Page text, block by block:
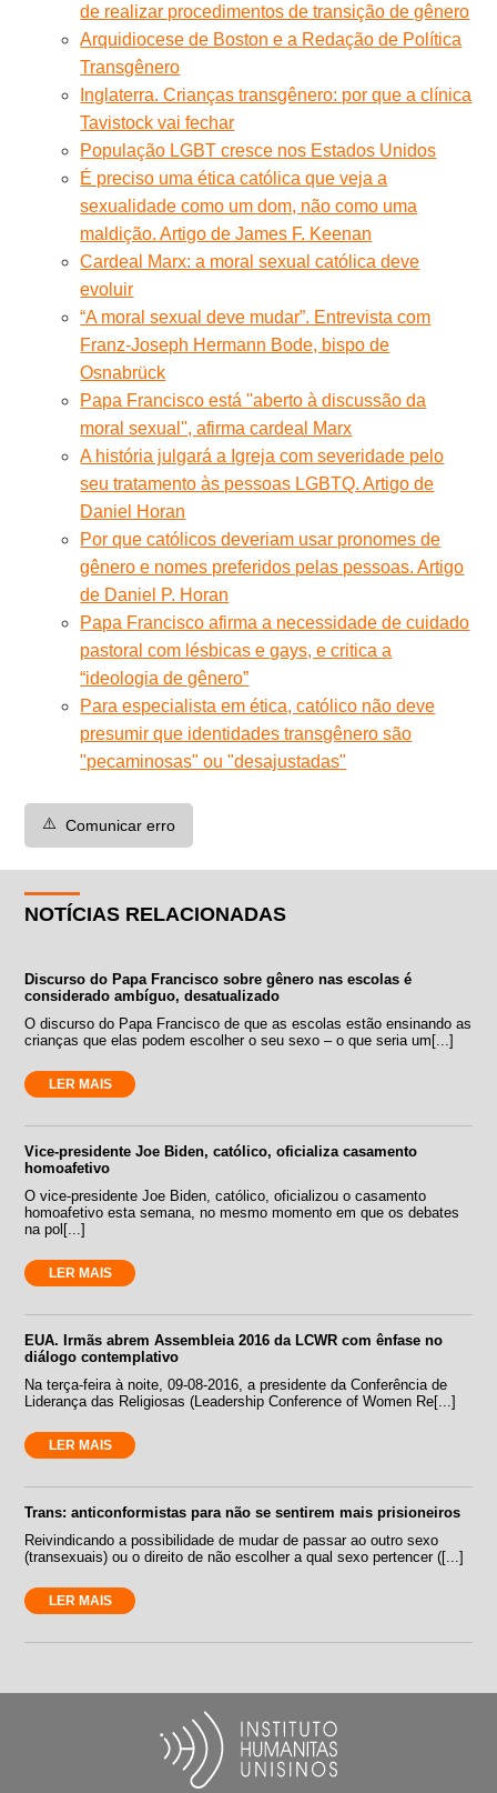
de realizar procedimentos de transição de gênero
Arquidiocese de Boston e a Redação de Política
Transgênero
Inglaterra. Crianças transgênero: por que a clínica
Tavistock vai fechar
População LGBT cresce nos Estados Unidos
É preciso uma ética católica que veja a
sexualidade como um dom, não como uma
maldição. Artigo de James F. Keenan
Cardeal Marx: a moral sexual católica deve
evoluir
“A moral sexual deve mudar”. Entrevista com
Franz-Joseph Hermann Bode, bispo de
Osnabrück
Papa Francisco está ''aberto à discussão da
moral sexual'', afirma cardeal Marx
A história julgará a Igreja com severidade pelo
seu tratamento às pessoas LGBTQ. Artigo de
Daniel Horan
Por que católicos deveriam usar pronomes de
gênero e nomes preferidos pelas pessoas. Artigo
de Daniel P. Horan
Papa Francisco afirma a necessidade de cuidado
pastoral com lésbicas e gays, e critica a
“ideologia de gênero”
Para especialista em ética, católico não deve
presumir que identidades transgênero são
"pecaminosas" ou "desajustadas"
⚠️ Comunicar erro
NOTÍCIAS RELACIONADAS
Discurso do Papa Francisco sobre gênero nas escolas é
considerado ambíguo, desatualizado
O discurso do Papa Francisco de que as escolas estão ensinando as
crianças que elas podem escolher o seu sexo – o que seria um[...]
LER MAIS
Vice-presidente Joe Biden, católico, oficializa casamento
homoafetivo
O vice-presidente Joe Biden, católico, oficializou o casamento
homoafetivo esta semana, no mesmo momento em que os debates
na pol[...]
LER MAIS
EUA. Irmãs abrem Assembleia 2016 da LCWR com ênfase no
diálogo contemplativo
Na terça-feira à noite, 09-08-2016, a presidente da Conferência de
Liderança das Religiosas (Leadership Conference of Women Re[...]
LER MAIS
Trans: anticonformistas para não se sentirem mais prisioneiros
Reivindicando a possibilidade de mudar de passar ao outro sexo
(transexuais) ou o direito de não escolher a qual sexo pertencer ([...]
LER MAIS